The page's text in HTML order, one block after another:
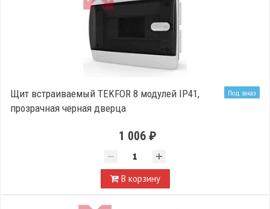
Под заказ
Щит встраиваемый TEKFOR 8 модулей IP41,
прозрачная черная дверца
1 006 ₽
В корзину